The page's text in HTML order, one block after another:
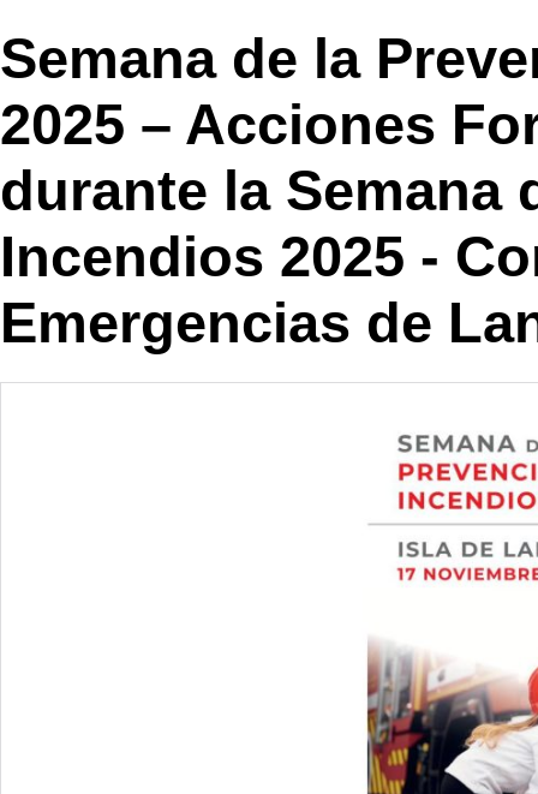
Semana de la
2025 – Acciones
durante la Semana
Incendios 2025 -
Emergencias de